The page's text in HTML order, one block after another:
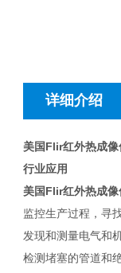
详细介绍
美国Flir红外热成
行业应用
美国Flir红外热成
监控生产过程，寻
发现和测量电气和
检测堵塞的管道和